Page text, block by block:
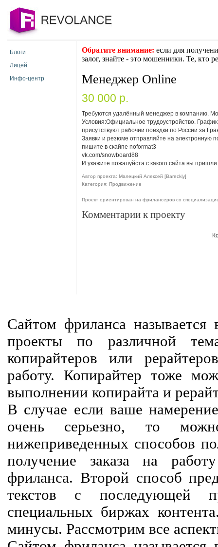
Блоги
Лицей
Инфо-центр
Обратите внимание: если для
залог, знайте - это мошенники. Те, кто
Менеджер Online
30 000 p.
Требуются удалённый менеджер в компанию.
Условия:Официальное трудоустройство.
присутствуют рабочии поездки по России за
Заявки и резюме отправляйте на электронную
пишите в скайпе noformat3
vk.com/snowboard88
И укажите пожалуйста с какого сайта вы пришли.
Автор проекта: Малецкий Алексей [Bareckiy]
Категория: Продвижение
Проект ориентирован на фрилансеров со
Комментарии к проекту
Сайтом фриланса называется
проекты по различной
копирайтеров или
работу. Копирайтер тоже
выполнении копирайта и
В случае если ваше
очень серьезно, то
нижеприведенных способов
получение заказа на
фриланса. Второй способ
текстов с последующей
специальных биржах
минусы. Рассмотрим все